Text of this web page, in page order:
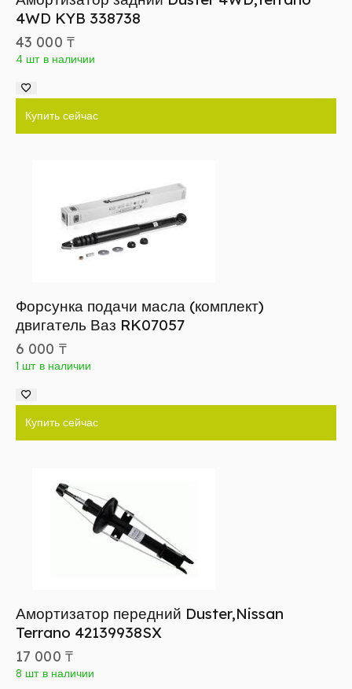
4WD KYB 338738
43 000 ₸
4 шт в наличии
Купить сейчас
Форсунка подачи масла (комплект)
двигатель Ваз RK07057
6 000 ₸
1 шт в наличии
Купить сейчас
Амортизатор передний Duster,Nissan
Terrano 42139938SX
17 000 ₸
8 шт в наличии